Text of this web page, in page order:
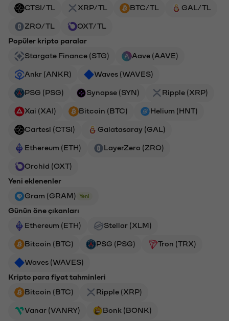
CTSI/TL XRP/TL BTC/TL GAL/TL
ZRO/TL
OXT/TL
Popüler kripto paralar
Stargate Finance (STG)
Aave (AAVE)
Ankr (ANKR) Waves (WAVES)
PSG (PSG) Synapse (SYN) Ripple (XRP)
Xai (XAI) Bitcoin (BTC) Helium (HNT)
Cartesi (CTSI) Galatasaray (GAL)
Ethereum (ETH) LayerZero (ZRO)
Orchid (OXT)
Yeni eklenenler
Gram (GRAM)
Yeni
Günün öne çıkanları
Ethereum (ETH)
Stellar (XLM)
Bitcoin (BTC) PSG (PSG) Tron (TRX)
Waves (WAVES)
Kripto para fiyat tahminleri
Bitcoin (BTC)
Ripple (XRP)
Vanar (VANRY) Bonk (BONK)